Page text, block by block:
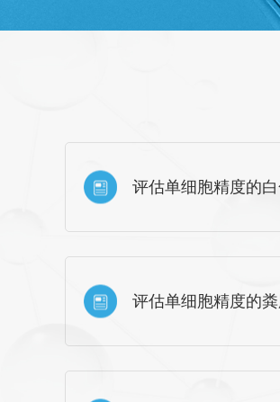
评估单细胞精度的
评估单细胞精度的